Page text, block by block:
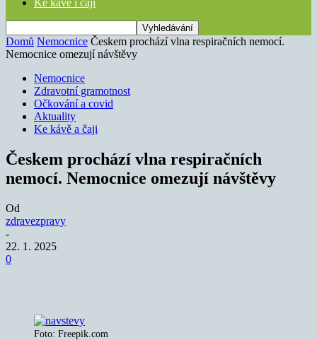
Ke kávě i čaji
Domů Nemocnice Českem prochází vlna respiračních nemocí.
Nemocnice omezují návštěvy
Nemocnice
Zdravotní gramotnost
Očkování a covid
Aktuality
Ke kávě a čaji
Českem prochází vlna respiračních
nemocí. Nemocnice omezují návštěvy
Od
zdravezpravy
-
22. 1. 2025
0
Foto: Freepik.com